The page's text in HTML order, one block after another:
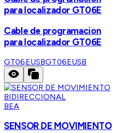
para localizador GT06E
Cable de programacion
para localizador GT06E
GT06EUSBGT06EUSB
BEA
SENSOR DE MOVIMIENTO